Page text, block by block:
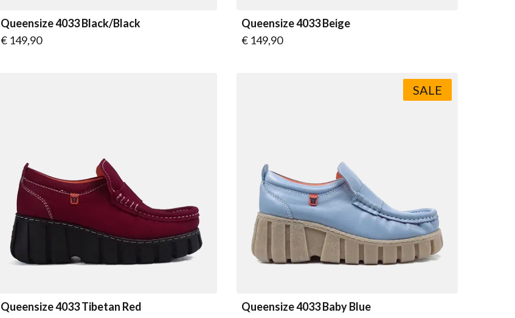
Queensize 4033 Black/Black
Vanaf
€ 149,90
Queensize 4033 Beige
Vanaf
€ 149,90
Queensize 4033 Tibetan Red
Queensize 4033 Baby Blue
SALE